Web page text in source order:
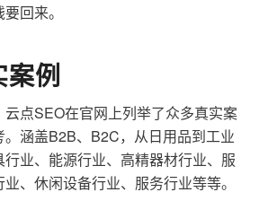
回来。
案例
云点SEO在官网上列举了众多真实案
涵盖B2B、B2C，从日用品到工业
行业、能源行业、高精器材行业、服
、休闲设备行业、服务行业等等。